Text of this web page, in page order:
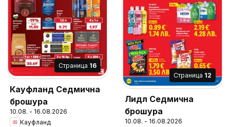
Cтраница 16
Кауфланд Седмична
брошура
10.08. - 16.08.2026
Кауфланд
Cтраница 12
Лидл Седмична
брошура
10.08. - 16.08.2026